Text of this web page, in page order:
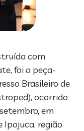
com
foi a peça-
Brasileiro de
ocorrido
em
Ipojuca, região